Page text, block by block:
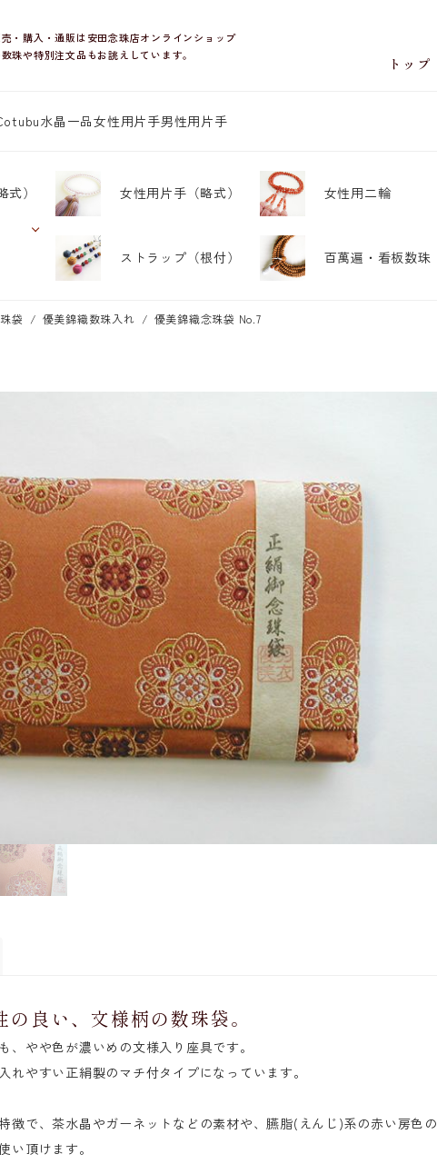
・購入・通販は安田念珠店オンラインショップ
珠や特別注文品もお誂えしています。
トップ
水晶 一品女性用片手男性用片手
式） 女性用片手 （略式） 女性用二輪
ストラップ （根付） 百萬遍・ 看板数珠
袋 優美錦織数珠入れ 優美錦織念珠袋 No.7
良い、文様柄の数珠袋。
、やや色が濃いめの文様入り座具です。
れやすい正絹製のマチ付タイプになっています。
徴で、茶水晶やガーネットなどの素材や、臙脂(えんじ)系の赤い房色の
い頂けます。
〔表地〕正絹
〔裏地〕ポリエステル
〔留め具〕マグネット方式